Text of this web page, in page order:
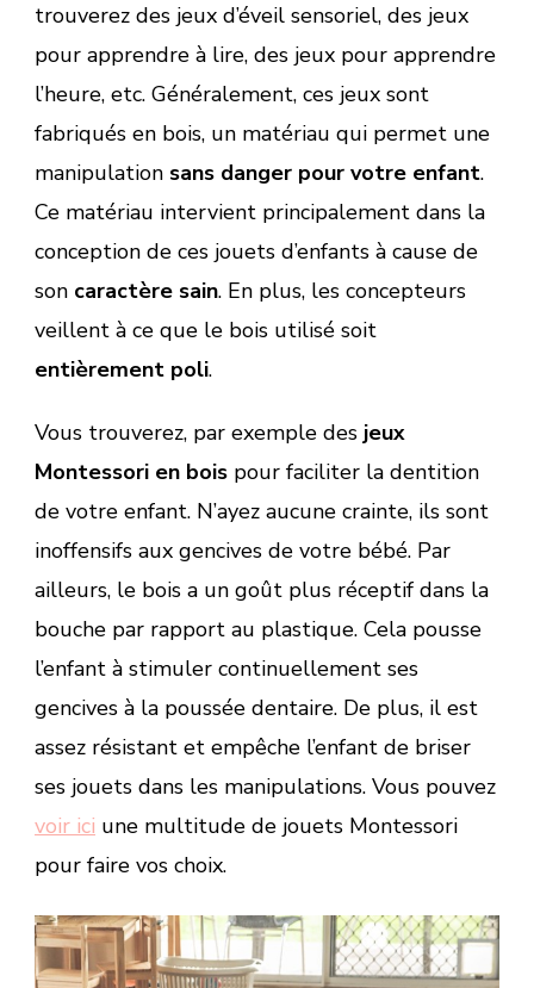
trouverez des jeux d’éveil sensoriel, des jeux
pour apprendre à lire, des jeux pour apprendre
l’heure, etc. Généralement, ces jeux sont
fabriqués en bois, un matériau qui permet une
manipulation sans danger pour votre enfant.
Ce matériau intervient principalement dans la
conception de ces jouets d’enfants à cause de
son caractère sain. En plus, les concepteurs
veillent à ce que le bois utilisé soit
entièrement poli.
Vous trouverez, par exemple des jeux
Montessori en bois pour faciliter la dentition
de votre enfant. N’ayez aucune crainte, ils sont
inoffensifs aux gencives de votre bébé. Par
ailleurs, le bois a un goût plus réceptif dans la
bouche par rapport au plastique. Cela pousse
l’enfant à stimuler continuellement ses
gencives à la poussée dentaire. De plus, il est
assez résistant et empêche l’enfant de briser
ses jouets dans les manipulations. Vous pouvez
voir ici une multitude de jouets Montessori
pour faire vos choix.